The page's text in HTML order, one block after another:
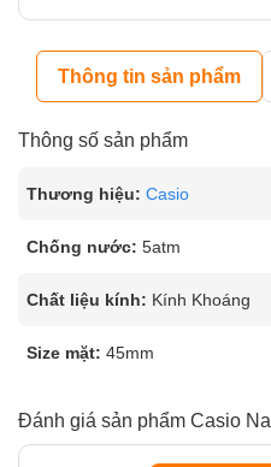
Thông tin sản phẩm
Thông số sản phẩm
Thương hiệu: Casio
Chống nước: 5atm
Chất liệu kính: Kính Khoáng
Size mặt: 45mm
Đánh giá sản phẩm Casio